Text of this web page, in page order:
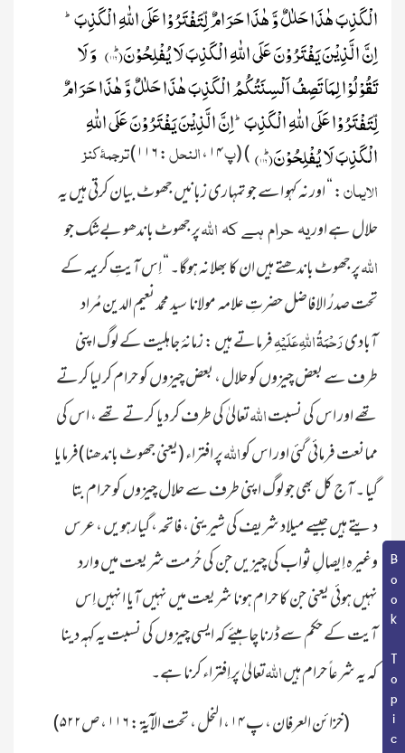
Book Topic
الْكَذِبَ هٰذَا حَلٰلٌ وَّ هٰذَا حَرَامٌ لِّتَفْتَرُوْا عَلَى اللّٰهِ الْكَذِبَؕ-
اِنَّ الَّذِیْنَ یَفْتَرُوْنَ عَلَى اللّٰهِ الْكَذِبَ لَا یُفْلِحُوْنَؕ(۱۱۶) وَ لَا
تَقُوْلُوْا لِمَا تَصِفُ اَلْسِنَتُكُمُ الْكَذِبَ هٰذَا حَلٰلٌ وَّ هٰذَا حَرَامٌ
لِّتَفْتَرُوْا عَلَى اللّٰهِ الْكَذِبَؕ-اِنَّ الَّذِیْنَ یَفْتَرُوْنَ عَلَى اللّٰهِ
الْكَذِبَ لَا یُفْلِحُوْنَؕ(۱۱۶)
)
(پ۱۴،النحل:۱۱۶) ترجمۂ کنز
الایمان: “اور نہ کہو اسے جو تمہاری زبانیں جھوٹ بیان کرتی ہیں یہ
حلال ہے اوریہ حرام ہے کہاللہپر جھوٹ باندھو بےشک جو
اللہپر جھوٹ باندھتے ہیں ان کا بھلا نہ ہوگا۔ “ اِس آیتِ کریمہ کے
تحت صدرُ الافاضلحضرتِ علامہ مولانا سید محمد نعیم الدین مُراد
آبادیرَحْمَۃُ اللّٰہِ عَلَیْہِفرماتے ہیں : زمانۂ جاہلیت کے لوگ اپنی
طرف سے بعض چیزوں کو حلال ، بعض چیزوں کو حرام کر لیا کرتے
تھے اور اس کی نسبتاللہتعالیٰ کی طرف کر دیا کرتے تھے ، اس کی
ممانعت فرمائی گئی اور اس کواللہپر افتراء (یعنی جھوٹ باندھنا)فرمایا
گیا ۔ آج کل بھی جو لوگ اپنی طرف سے حلال چیزوں کو حرام بتا
دیتے ہیں جیسے میلاد شریف کی شیرینی ، فاتحہ ، گیارہویں ، عرس
وغیرہ اِیصالِ ثواب کی چیزیں جن کی حُرمت شریعت میں وارد
نہیں ہوئی یعنی جن کا حرام ہونا شریعت میں نہیں آیا انہیں اِس
آیت کے حکم سے ڈرنا چاہیئے کہ ایسی چیزوں کی نسبت یہ کہہ دینا
کہ یہ شرعاً حرام ہیںاللہتعالیٰ پر اِفتراء کرنا ہے۔
(خزائن العرفان ، پ۱۴، النحل ، تحت الآیۃ :۱۱۶، ص۵۲۲)